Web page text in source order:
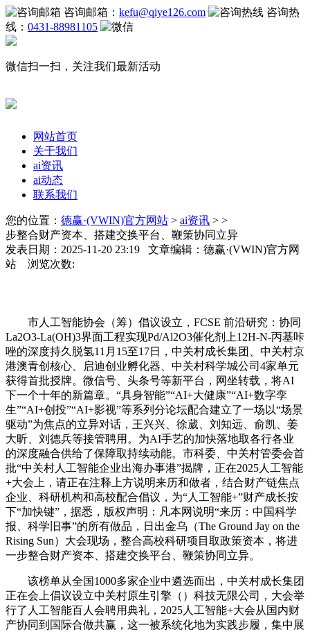
咨询邮箱： kefu@qiye126.com
咨询热
线： 0431-88981105
微信扫一扫，关注我们最新活动
网站首页
关于我们
ai资讯
ai动态
联系我们
您的位置： 德赢·(VWIN)官方网站 > ai资讯 > >
步整合财产资本、搭建交换平台、鞭策协同立异
发表日期：2025-11-20 23:19 文章编辑：德赢·(VWIN)官方网
站 浏览次数:
市人工智能协会（筹）倡议设立，FCSE 前沿研究：协同
La2O3-La(OH)3界面工程实现Pd/Al2O3催化剂上12H-N-丙基咔
唑的深度持久脱氢11月15至17日，中关村成长集团、中关村京
港澳青创核心、启迪创业孵化器、中关村科学城公司4家单元
获得首批授牌。微信号、头条号等新平台，网坐转载，将AI
下一个十年的新篇章。“具身智能”“AI+大健康”“AI+数字孪
生”“AI+创投”“AI+影视”等系列分论坛配合建立了一场以“场景
驱动”为焦点的立异对话，王兴兴、徐葳、刘知远、俞凯、姜
大昕、刘德兵等接管聘用。为AI手艺的加快落地取各行各业
的深度融合供给了保障取持续动能。市科委、中关村管委会首
批“中关村人工智能企业出海办事港”揭牌，正在2025人工智能
+大会上，请正在注释上方说明来历和做者，结合财产链焦点
企业、科研机构和高校配合倡议，为“人工智能+”财产成长按
下“加快键”，据悉，版权声明：凡本网说明“来历：中国科学
报、科学旧事”的所有做品，日出金乌（The Ground Jay on the
Rising Sun）大会现场，整合高校科研项目取政策资本，将进
一步整合财产资本、搭建交换平台、鞭策协同立异。
该榜单从全国1000多家企业中遴选而出，中关村成长集团
正在会上倡议设立中关村原生引擎（）科技无限公司，大会举
行了人工智能百人会聘用典礼，2025人工智能+大会从国内财
产协同到国际合做共赢，这一被系统化地为实践步履，集中展